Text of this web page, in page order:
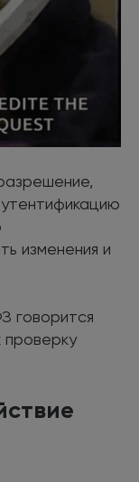
изменения и
говорится
проверку